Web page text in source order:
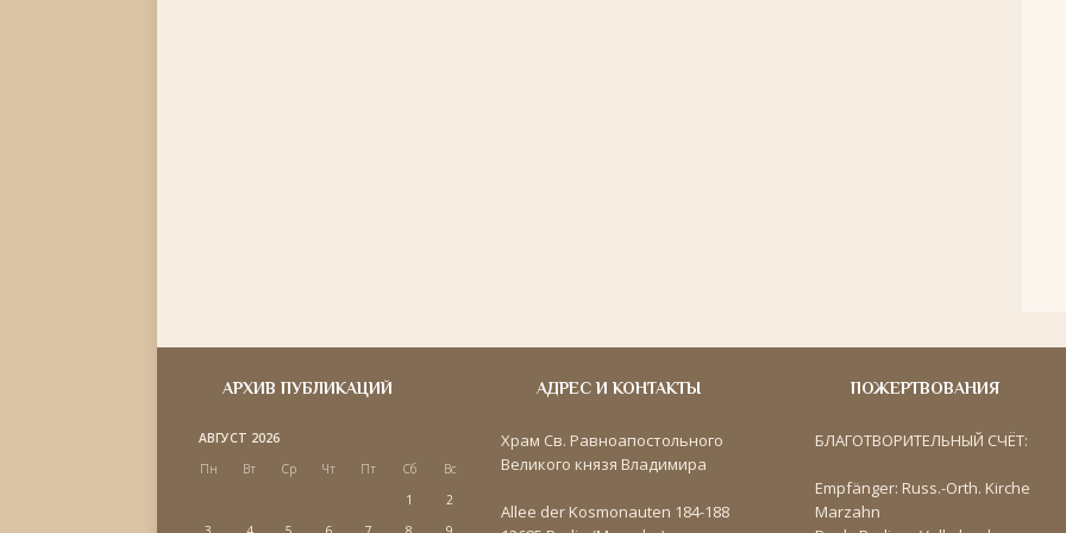
АРХИВ ПУБЛИКАЦИЙ
АВГУСТ 2026
Пн
Вт Ср Чт Пт Сб
Вс
1
2
АДРЕС И КОНТАКТЫ
Храм Св. Равноапостольного
Великого князя Владимира
Allee der Kosmonauten 184-188
ПОЖЕРТВОВАНИЯ
БЛАГОТВОРИТЕЛЬНЫЙ СЧЁТ:
Empfänger: Russ.-Orth. Kirche
Marzahn